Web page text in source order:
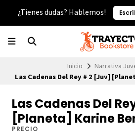
¿Tienes dudas? Hablemos!
Inicio
Narrativa
Las Cadenas Del Rey # 2 [Juv]
Las Cadenas Del
[Planeta] Karine
PRECIO